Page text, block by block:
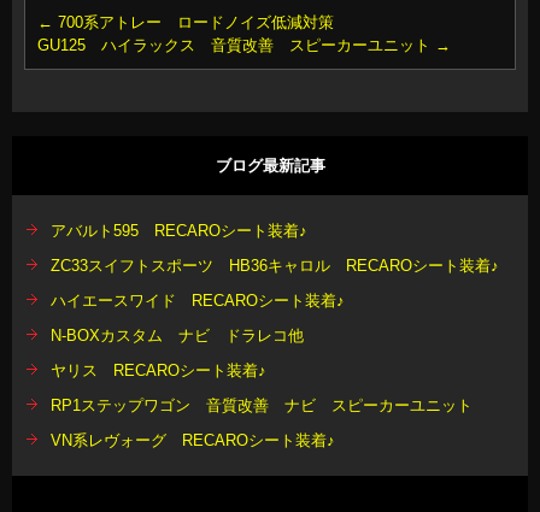
← 700系アトレー ロードノイズ低減対策
GU125 ハイラックス 音質改善 スピーカーユニット →
ブログ最新記事
アバルト595 RECAROシート装着♪
ZC33スイフトスポーツ HB36キャロル RECAROシート装着♪
ハイエースワイド RECAROシート装着♪
N-BOXカスタム ナビ ドラレコ他
ヤリス RECAROシート装着♪
RP1ステップワゴン 音質改善 ナビ スピーカーユニット
VN系レヴォーグ RECAROシート装着♪